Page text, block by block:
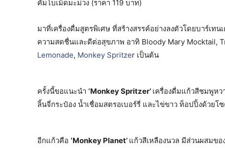
คัมโบเม็ดมะม่วง (ราคา 119 บาท)
มาที่เครื่องดื่มสูตรพิเศษ ที่สร้างสรรค์อย่างลงตัวโดยบาร์เท
ความสดชื่นและดีต่อสุขภาพ อาทิ Bloody Mary Mocktail,
Lemonade, Monkey Spritzer เป็นต้น
ครั้งนี้ขอแนะนำ ‘Monkey Spritzer’ เครื่องดื่มแก้วสีชมพูห
ลิ้นจี่กระป๋อง น้ำเชื่อมสตรอเบอร์รี่ และไข่ขาว ท็อปปิ้งด้วย
อีกแก้วคือ ‘Monkey Planet’ แก้วสีเหลืองนวล มีส่วนผสมขอ